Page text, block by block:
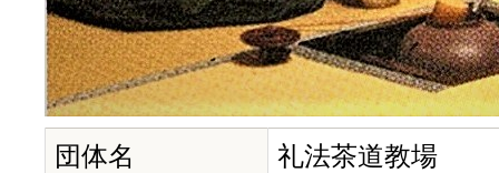
団体名
礼法茶道教場